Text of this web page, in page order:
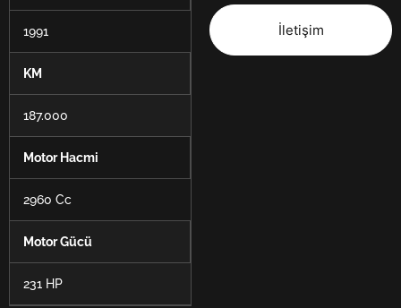
1991
KM
187.000
Motor Hacmi
2960 Cc
Motor Gücü
231 HP
İletişim